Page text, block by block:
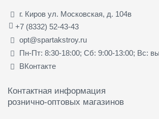
г. Киров ул. Московская, д. 104в
+7 (8332) 52-43-43
opt@spartakstroy.ru
Пн-Пт: 8:30-18:00; Сб: 9:00-13:00; Вс:
ВКонтакте
Контактная информация
рознично-оптовых магазинов